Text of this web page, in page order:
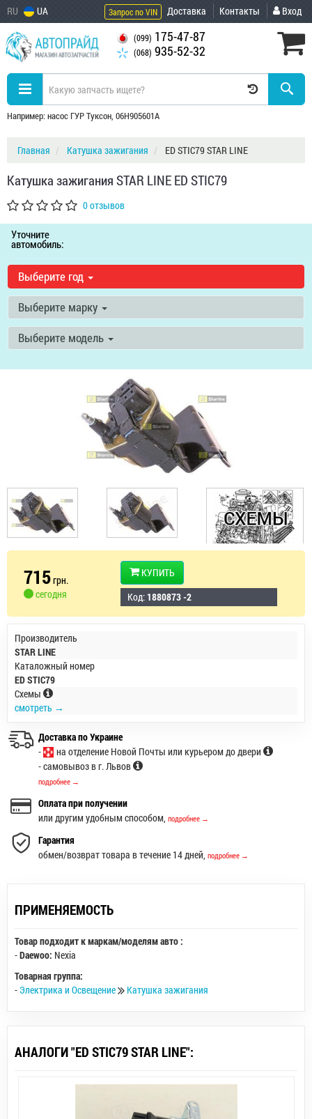
RU UA Запрос по VIN Доставка Контакты Вход
(099) 175-47-87
(068) 935-52-32
Например: насос ГУР Туксон, 06H905601A
Главная Катушка зажигания ED STIC79 STAR LINE
Катушка зажигания STAR LINE ED STIC79
0 отзывов
Уточните
автомобиль:
Выберите год
Выберите марку
Выберите модель
715грн.
сегодня
КУПИТЬ
Код: 1880873 -2
Производитель
STAR LINE
Каталожный номер
ED STIC79
Схемы
смотреть →
Доставка по Украине
-
на отделение Новой Почты или курьером до двери
- самовывоз в г. Львов
подробнее →
Оплата при получении
или другим удобным способом, подробнее →
Гарантия
обмен/возврат товара в течение 14 дней, подробнее →
ПРИМЕНЯЕМОСТЬ
Товар подходит к маркам/моделям авто :
-Daewoo: Nexia
Товарная группа:
- Электрика и Освещение Катушка зажигания
АНАЛОГИ "ED STIC79 STAR LINE":